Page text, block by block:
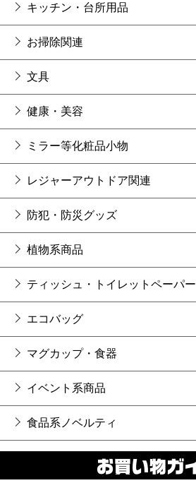
キッチン・台所用品
お掃除関連
文具
健康・美容
ミラー等化粧品小物
レジャーアウトドア関連
防犯・防災グッズ
植物系商品
ティッシュ・トイレットペーパー
エコバッグ
マグカップ・食器
イベント系商品
食品系ノベルティ